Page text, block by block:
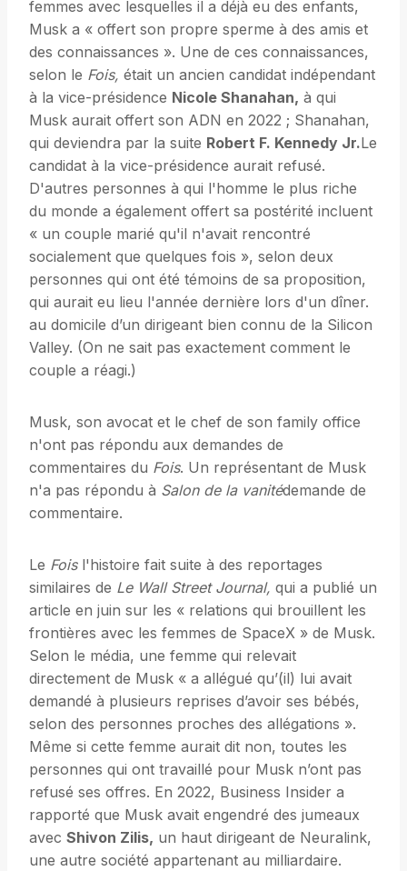
femmes avec lesquelles il a déjà eu des enfants,
Musk a « offert son propre sperme à des amis et
des connaissances ». Une de ces connaissances,
selon le Fois, était un ancien candidat indépendant
à la vice-présidence Nicole Shanahan, à qui
Musk aurait offert son ADN en 2022 ; Shanahan,
qui deviendra par la suite Robert F. Kennedy Jr.Le
candidat à la vice-présidence aurait refusé.
D'autres personnes à qui l'homme le plus riche
du monde a également offert sa postérité incluent
« un couple marié qu'il n'avait rencontré
socialement que quelques fois », selon deux
personnes qui ont été témoins de sa proposition,
qui aurait eu lieu l'année dernière lors d'un dîner.
au domicile d’un dirigeant bien connu de la Silicon
Valley. (On ne sait pas exactement comment le
couple a réagi.)
Musk, son avocat et le chef de son family office
n'ont pas répondu aux demandes de
commentaires du Fois. Un représentant de Musk
n'a pas répondu à Salon de la vanitédemande de
commentaire.
Le Foisl'histoire fait suite à des reportages
similaires de Le Wall Street Journal, qui a publié un
article en juin sur les « relations qui brouillent les
frontières avec les femmes de SpaceX » de Musk.
Selon le média, une femme qui relevait
directement de Musk « a allégué qu’(il) lui avait
demandé à plusieurs reprises d’avoir ses bébés,
selon des personnes proches des allégations ».
Même si cette femme aurait dit non, toutes les
personnes qui ont travaillé pour Musk n’ont pas
refusé ses offres. En 2022, Business Insider a
rapporté que Musk avait engendré des jumeaux
avec Shivon Zilis, un haut dirigeant de Neuralink,
une autre société appartenant au milliardaire.